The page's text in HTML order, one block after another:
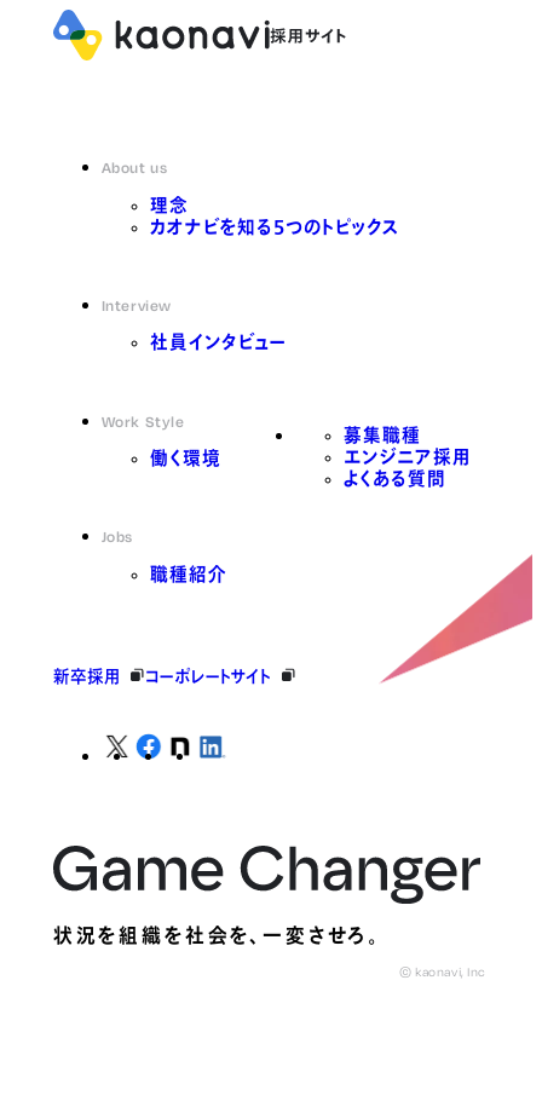
About us
理念
カオナビを知る5つのトピックス
Interview
社員インタビュー
Work Style
働く環境
Jobs
職種紹介
募集職種
エンジニア採用
よくある質問
新卒採用 コーポレートサイト
状況を組織を社会を、一変させろ。
© kaonavi, Inc